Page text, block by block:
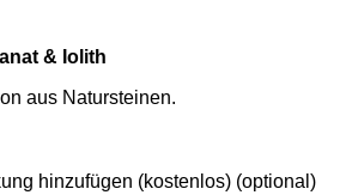
& Iolith
aus Natursteinen.
hinzufügen (kostenlos) (optional)